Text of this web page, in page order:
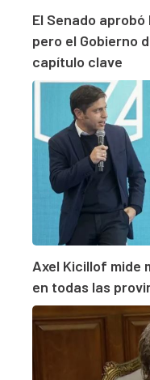
El Senado
pero el Gobierno
capítulo clave
Axel Kicillof mide
en todas las